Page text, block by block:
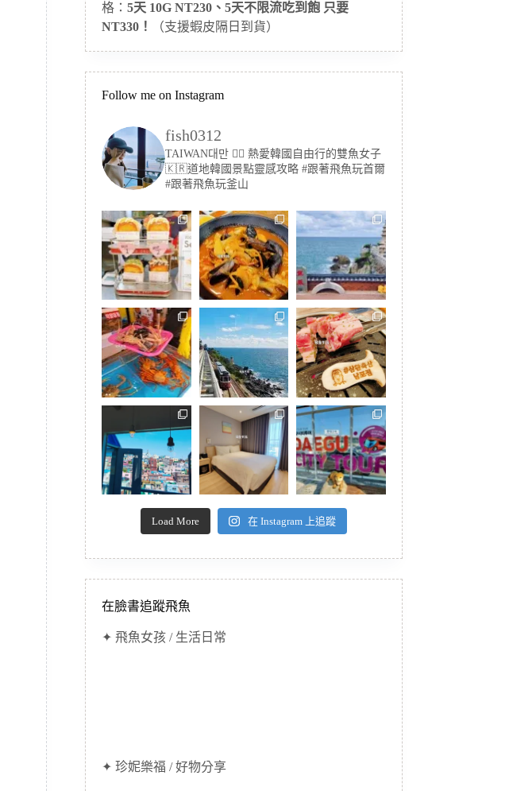
格：5天 10G NT230、5天不限流吃到飽 只要
NT330！
（支援蝦皮隔日到貨）
Follow me on Instagram
fish0312
TAIWAN대만 🏳️‍🌈 熱愛韓國自由行的雙魚女子
🇰🇷道地韓國景點靈感攻略 #跟著飛魚玩首爾
#跟著飛魚玩釜山
Load More 在 Instagram 上追蹤
在臉書追蹤飛魚
✦ 飛魚女孩 / 生活日常
✦ 珍妮樂福 / 好物分享